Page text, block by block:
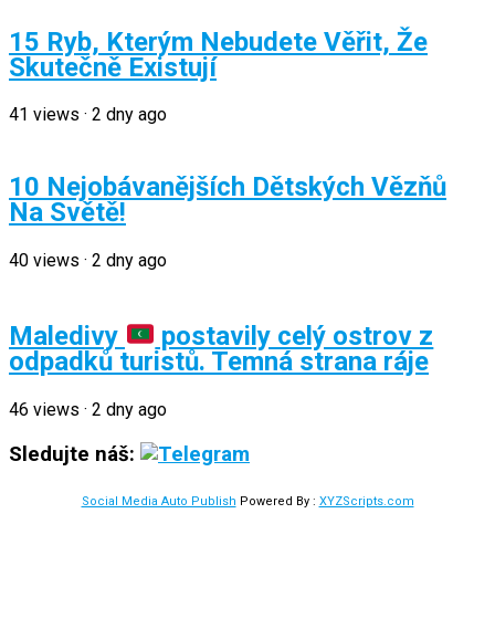
15 Ryb, Kterým Nebudete Věřit, Že
Skutečně Existují
41 views · 2 dny ago
10 Nejobávanějších Dětských Vězňů
Na Světě!
40 views · 2 dny ago
Maledivy
postavily celý ostrov z
odpadků turistů. Temná strana ráje
46 views · 2 dny ago
Sledujte náš:
Social Media Auto Publish Powered By : XYZScripts.com